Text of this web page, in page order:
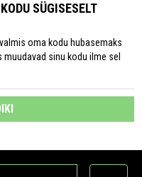
SÜGISESELT
oma kodu hubasemaks
sinu kodu ilme sel